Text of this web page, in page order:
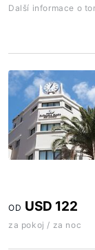
Další informace o
OD USD 122
za pokoj / za noc